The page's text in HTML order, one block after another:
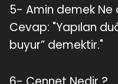
5- Amin demek Ne
Cevap: "Yapılan
buyur” demektir."